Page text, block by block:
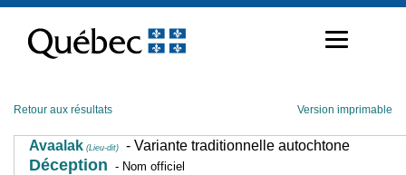
contenu
Retour aux résultats Version imprimable
Avaalak (Lieu-dit) - Variante traditionnelle autochtone
Déception - Nom officiel